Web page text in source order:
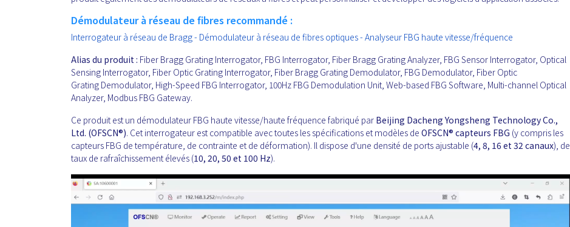
Démodulateur à réseau de fibres recommandé :
Interrogateur à réseau de Bragg - Démodulateur à réseau de fibres optiques - Analyseur FBG haute vitesse/fréquence
Alias du produit : Fiber Bragg Grating Interrogator, FBG Interrogator, Fiber Bragg Grating Analyzer, FBG Sensor Interrogator, Optical
Sensing Interrogator, Fiber Optic Grating Interrogator, Fiber Bragg Grating Demodulator, FBG Demodulator, Fiber Optic
Grating Demodulator, High-Speed FBG Interrogator, 100Hz FBG Demodulation Unit, Web-based FBG Software, Multi-channel Optical
Analyzer, Modbus FBG Gateway.
Ce produit est un démodulateur FBG haute vitesse/haute fréquence fabriqué par Beijing Dacheng Yongsheng Technology Co.,
Ltd. (OFSCN®). Cet interrogateur est compatible avec toutes les spécifications et modèles de OFSCN® capteurs FBG (y compris les
capteurs FBG de température, de contrainte et de déformation). Il dispose d'une densité de ports ajustable (4, 8, 16 et 32 canaux), de
taux de rafraîchissement élevés (10, 20, 50 et 100 Hz).